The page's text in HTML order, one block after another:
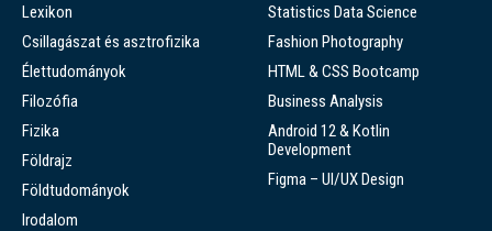
Lexikon
Csillagászat és asztrofizika
Élettudományok
Filozófia
Fizika
Földrajz
Földtudományok
Irodalom
Statistics Data Science
Fashion Photography
HTML & CSS Bootcamp
Business Analysis
Android 12 & Kotlin
Development
Figma – UI/UX Design